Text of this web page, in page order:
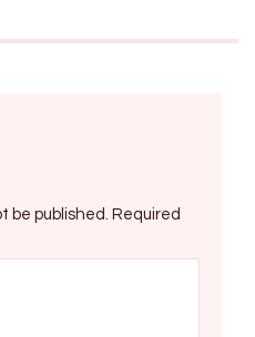
be published. Required